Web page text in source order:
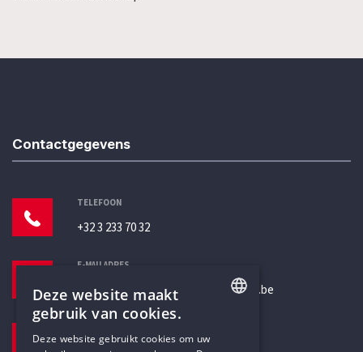
Contactgegevens
TELEFOON
+32 3 233 70 32
E-MAILADRES
secretariaat@humanistischverbond.be
Deze website maakt
gebruik van cookies.
Deze website gebruikt cookies om uw